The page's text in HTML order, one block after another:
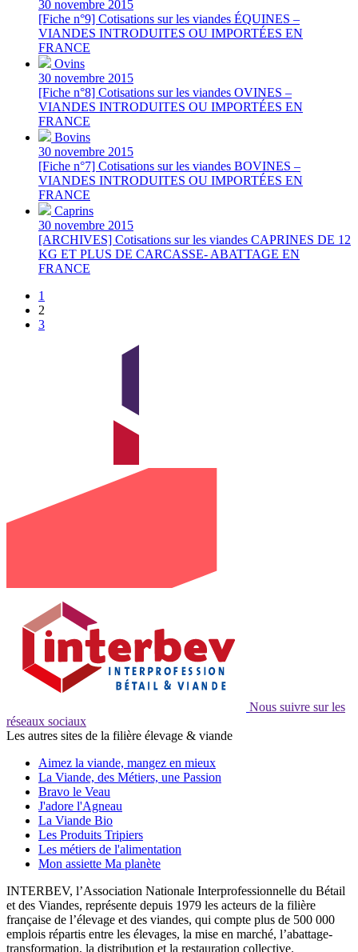
30 novembre 2015
[Fiche n°9] Cotisations sur les viandes ÉQUINES –
VIANDES INTRODUITES OU IMPORTÉES EN
FRANCE
Ovins
30 novembre 2015
[Fiche n°8] Cotisations sur les viandes OVINES –
VIANDES INTRODUITES OU IMPORTÉES EN
FRANCE
Bovins
30 novembre 2015
[Fiche n°7] Cotisations sur les viandes BOVINES –
VIANDES INTRODUITES OU IMPORTÉES EN
FRANCE
Caprins
30 novembre 2015
[ARCHIVES] Cotisations sur les viandes CAPRINES DE 12
KG ET PLUS DE CARCASSE- ABATTAGE EN
FRANCE
1
2
3
Nous suivre sur les
réseaux sociaux
Les autres sites de la filière élevage & viande
Aimez la viande, mangez en mieux
La Viande, des Métiers, une Passion
Bravo le Veau
J'adore l'Agneau
La Viande Bio
Les Produits Tripiers
Les métiers de l'alimentation
Mon assiette Ma planète
INTERBEV, l’Association Nationale Interprofessionnelle du Bétail
et des Viandes, représente depuis 1979 les acteurs de la filière
française de l’élevage et des viandes, qui compte plus de 500 000
emplois répartis entre les élevages, la mise en marché, l’abattage-
transformation, la distribution et la restauration collective.